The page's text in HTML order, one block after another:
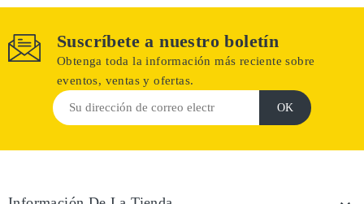
Suscríbete a nuestro boletín
Obtenga toda la información más reciente sobre
eventos, ventas y ofertas.